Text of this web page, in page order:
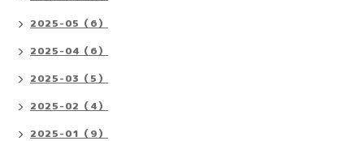
2025-05（6）
2025-04（6）
2025-03（5）
2025-02（4）
2025-01（9）